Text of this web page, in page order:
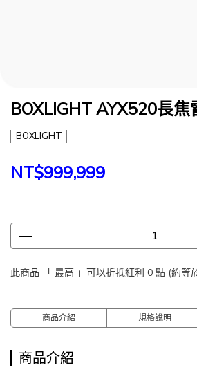
BOXLIGHT AYX520長
BOXLIGHT
NT$999,999
此商品 「 最高 」可以折抵紅利 0 點 (約等
商品介紹 規格說明
商品介紹